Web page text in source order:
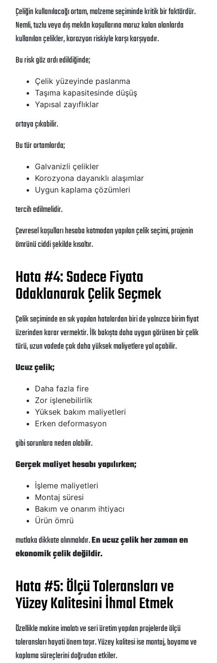
Çeliğin kullanılacağı ortam, malzeme seçiminde kritik bir faktördür.
Nemli, tuzlu veya dış mekân koşullarına maruz kalan alanlarda
kullanılan çelikler, korozyon riskiyle karşı karşıyadır.
Bu risk göz ardı edildiğinde;
Çelik yüzeyinde paslanma
Taşıma kapasitesinde düşüş
Yapısal zayıflıklar
ortaya çıkabilir.
Bu tür ortamlarda;
Galvanizli çelikler
Korozyona dayanıklı alaşımlar
Uygun kaplama çözümleri
tercih edilmelidir.
Çevresel koşulları hesaba katmadan yapılan çelik seçimi, projenin
ömrünü ciddi şekilde kısaltır.
Hata #4: Sadece Fiyata
Odaklanarak Çelik Seçmek
Çelik seçiminde en sık yapılan hatalardan biri de yalnızca birim fiyat
üzerinden karar vermektir. İlk bakışta daha uygun görünen bir çelik
türü, uzun vadede çok daha yüksek maliyetlere yol açabilir.
Ucuz çelik;
Daha fazla fire
Zor işlenebilirlik
Yüksek bakım maliyetleri
Erken deformasyon
gibi sorunlara neden olabilir.
Gerçek maliyet hesabı yapılırken;
İşleme maliyetleri
Montaj süresi
Bakım ve onarım ihtiyacı
Ürün ömrü
mutlaka dikkate alınmalıdır.En ucuz çelik her zaman en
ekonomik çelik değildir.
Hata #5: Ölçü Toleransları ve
Yüzey Kalitesini İhmal Etmek
Özellikle makine imalatı ve seri üretim yapılan projelerde ölçü
toleransları hayati önem taşır. Yüzey kalitesi ise montaj, boyama ve
kaplama süreçlerini doğrudan etkiler.